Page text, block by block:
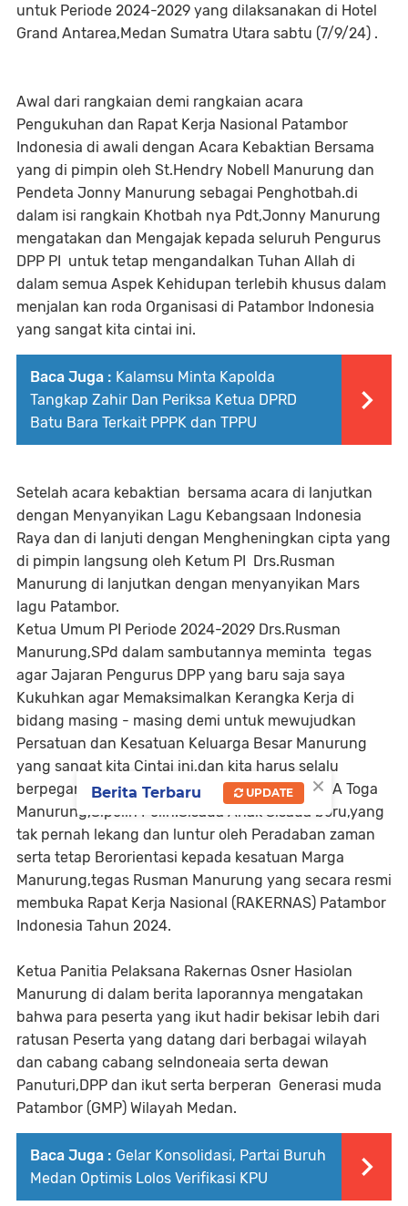
untuk Periode 2024-2029 yang dilaksanakan di Hotel
Grand Antarea,Medan Sumatra Utara sabtu (7/9/24) .
Awal dari rangkaian demi rangkaian acara
Pengukuhan dan Rapat Kerja Nasional Patambor
Indonesia di awali dengan Acara Kebaktian Bersama
yang di pimpin oleh St.Hendry Nobell Manurung dan
Pendeta Jonny Manurung sebagai Penghotbah.di
dalam isi rangkain Khotbah nya Pdt,Jonny Manurung
mengatakan dan Mengajak kepada seluruh Pengurus
DPP PI untuk tetap mengandalkan Tuhan Allah di
dalam semua Aspek Kehidupan terlebih khusus dalam
menjalan kan roda Organisasi di Patambor Indonesia
yang sangat kita cintai ini.
Baca Juga : Kalamsu Minta Kapolda
Tangkap Zahir Dan Periksa Ketua DPRD
Batu Bara Terkait PPPK dan TPPU
Setelah acara kebaktian bersama acara di lanjutkan
dengan Menyanyikan Lagu Kebangsaan Indonesia
Raya dan di lanjuti dengan Mengheningkan cipta yang
di pimpin langsung oleh Ketum PI Drs.Rusman
Manurung di lanjutkan dengan menyanyikan Mars
lagu Patambor.
Ketua Umum PI Periode 2024-2029 Drs.Rusman
Manurung,SPd dalam sambutannya meminta tegas
agar Jajaran Pengurus DPP yang baru saja saya
Kukuhkan agar Memaksimalkan Kerangka Kerja di
bidang masing - masing demi untuk mewujudkan
Persatuan dan Kesatuan Keluarga Besar Manurung
yang sangat kita Cintai ini,dan kita harus selalu
berpegang teguh dari Opung ta na gabe i RAJA Toga
Manurung,Sipolin Polin.Sisada Anak Sisada boru,yang
tak pernah lekang dan luntur oleh Peradaban zaman
serta tetap Berorientasi kepada kesatuan Marga
Manurung,tegas Rusman Manurung yang secara resmi
membuka Rapat Kerja Nasional (RAKERNAS) Patambor
Indonesia Tahun 2024.
Ketua Panitia Pelaksana Rakernas Osner Hasiolan
Manurung di dalam berita laporannya mengatakan
bahwa para peserta yang ikut hadir bekisar lebih dari
ratusan Peserta yang datang dari berbagai wilayah
dan cabang cabang seIndoneaia serta dewan
Panuturi,DPP dan ikut serta berperan Generasi muda
Patambor (GMP) Wilayah Medan.
Baca Juga : Gelar Konsolidasi, Partai Buruh
Medan Optimis Lolos Verifikasi KPU
×
Berita Terbaru UPDATE